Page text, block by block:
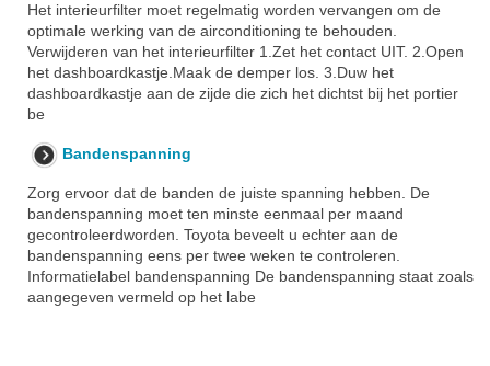
Het interieurfilter moet regelmatig worden vervangen om de
optimale werking van de airconditioning te behouden.
Verwijderen van het interieurfilter 1.Zet het contact UIT. 2.Open
het dashboardkastje.Maak de demper los. 3.Duw het
dashboardkastje aan de zijde die zich het dichtst bij het portier
be
Bandenspanning
Zorg ervoor dat de banden de juiste spanning hebben. De
bandenspanning moet ten minste eenmaal per maand
gecontroleerdworden. Toyota beveelt u echter aan de
bandenspanning eens per twee weken te controleren.
Informatielabel bandenspanning De bandenspanning staat zoals
aangegeven vermeld op het labe